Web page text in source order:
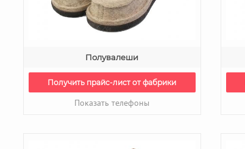
Полувалеши
Получить прайс-лист от фабрики
Показать телефоны